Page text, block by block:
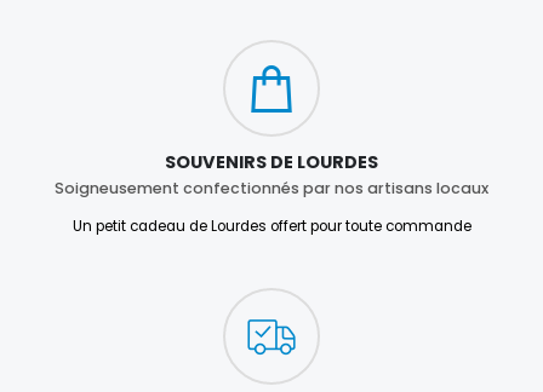
SOUVENIRS DE LOURDES
Soigneusement confectionnés par nos artisans locaux
Un petit cadeau de Lourdes offert pour toute commande